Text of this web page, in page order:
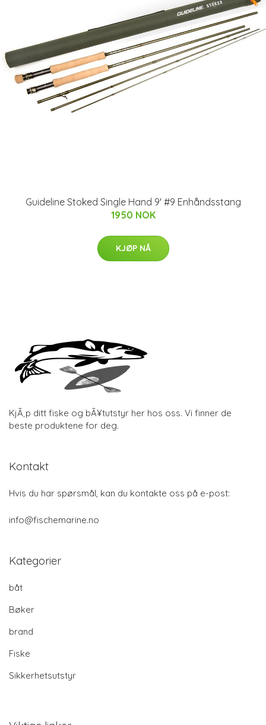
Guideline Stoked Single Hand 9' #9 Enhåndsstang
1950 NOK
KJØP NÅ
KjÃ¸p ditt fiske og bÃ¥tutstyr her hos oss. Vi finner de
beste produktene for deg.
Kontakt
Hvis du har spørsmål, kan du kontakte oss på e-post:
info@fischemarine.no
Kategorier
båt
Bøker
brand
Fiske
Sikkerhetsutstyr